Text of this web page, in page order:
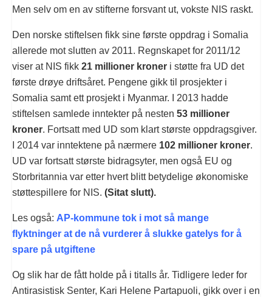
Men selv om en av stifterne forsvant ut, vokste NIS raskt.
Den norske stiftelsen fikk sine første oppdrag i Somalia
allerede mot slutten av 2011. Regnskapet for 2011/12
viser at NIS fikk 21 millioner kroner i støtte fra UD det
første drøye driftsåret. Pengene gikk til prosjekter i
Somalia samt ett prosjekt i Myanmar. I 2013 hadde
stiftelsen samlede inntekter på nesten 53 millioner
kroner. Fortsatt med UD som klart største oppdragsgiver.
I 2014 var inntektene på nærmere 102 millioner kroner.
UD var fortsatt største bidragsyter, men også EU og
Storbritannia var etter hvert blitt betydelige økonomiske
støttespillere for NIS. (Sitat slutt).
Les også: AP-kommune tok i mot så mange
flyktninger at de nå vurderer å slukke gatelys for å
spare på utgiftene
Og slik har de fått holde på i titalls år. Tidligere leder for
Antirasistisk Senter, Kari Helene Partapuoli, gikk over i en